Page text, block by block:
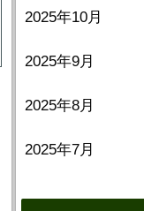
2025年10月
2025年9月
2025年8月
2025年7月